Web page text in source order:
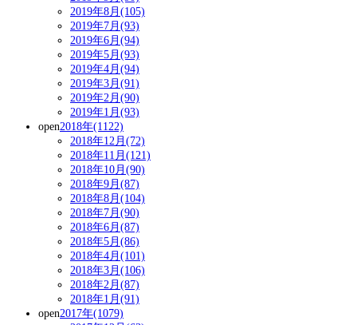
2019年8月(105)
2019年7月(93)
2019年6月(94)
2019年5月(93)
2019年4月(94)
2019年3月(91)
2019年2月(90)
2019年1月(93)
open2018年(1122)
2018年12月(72)
2018年11月(121)
2018年10月(90)
2018年9月(87)
2018年8月(104)
2018年7月(90)
2018年6月(87)
2018年5月(86)
2018年4月(101)
2018年3月(106)
2018年2月(87)
2018年1月(91)
open2017年(1079)